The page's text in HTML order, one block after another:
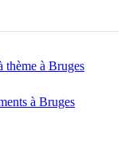
thème à Bruges
à Bruges